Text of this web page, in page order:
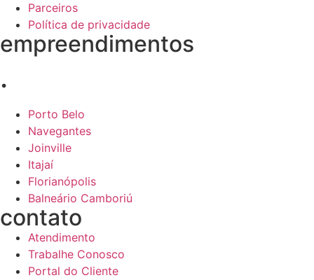
Parceiros
Política de privacidade
empreendimentos
.
Porto Belo
Navegantes
Joinville
Itajaí
Florianópolis
Balneário Camboriú
contato
Atendimento
Trabalhe Conosco
Portal do Cliente